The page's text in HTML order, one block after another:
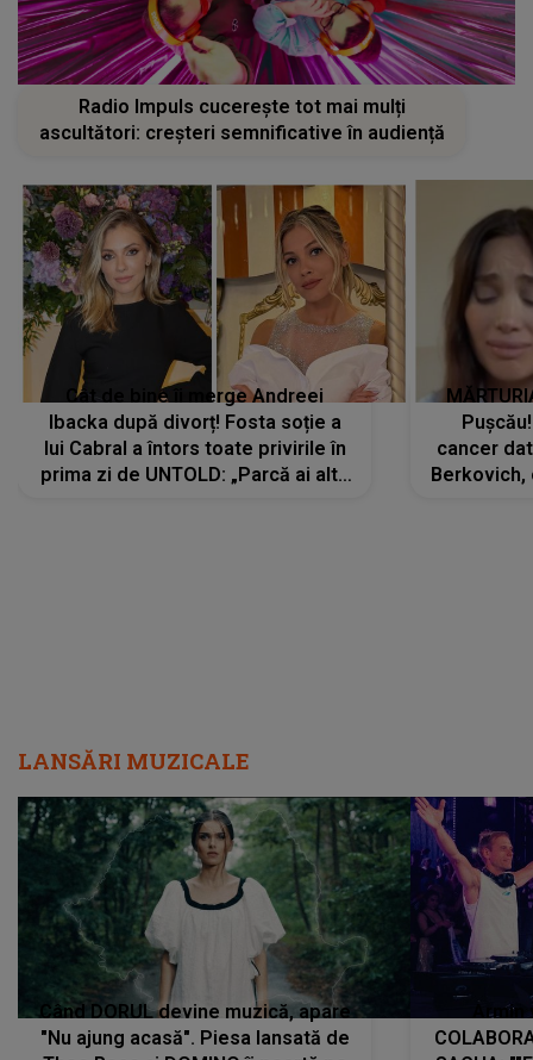
Radio Impuls cucerește tot mai mulți
ascultători: creșteri semnificative în audiență
Cât de bine îi merge Andreei
Ibacka după divorț! Fosta soție a
lui Cabral a întors toate privirile în
prima zi de UNTOLD: „Parcă ai altă
cancer
Berkovich,
LANSĂRI MUZICALE
Când DORUL devine muzică, apare
"Nu ajung acasă". Piesa lansată de